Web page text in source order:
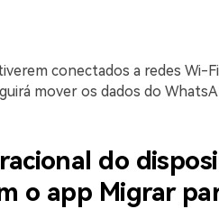
conectados a redes Wi-
mover os dados do
do
o app Migrar